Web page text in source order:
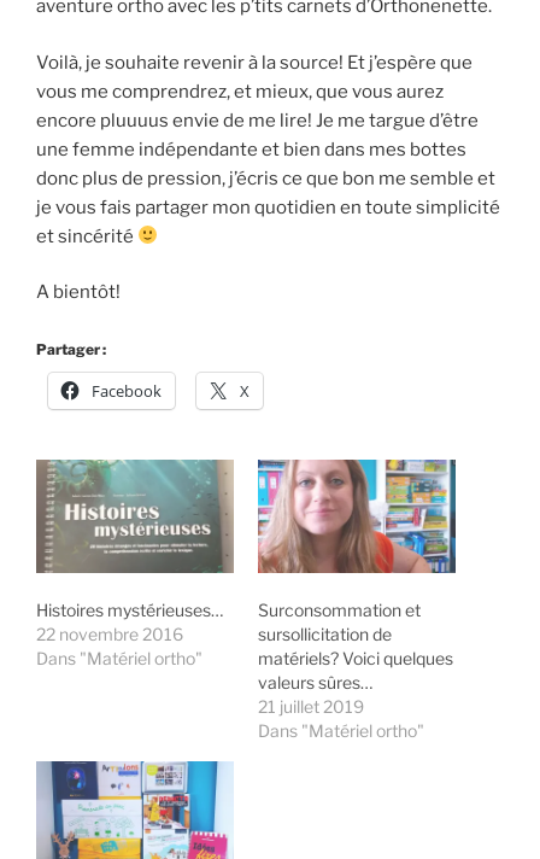
aventure ortho avec les p’tits carnets d’Orthonenette.
Voilà, je souhaite revenir à la source! Et j’espère que
vous me comprendrez, et mieux, que vous aurez
encore pluuuus envie de me lire! Je me targue d’être
une femme indépendante et bien dans mes bottes
donc plus de pression, j’écris ce que bon me semble et
je vous fais partager mon quotidien en toute simplicité
et sincérité
A bientôt!
Partager :
Facebook X
Histoires mystérieuses…
22 novembre 2016
Dans "Matériel ortho"
Surconsommation et
sursollicitation de
matériels? Voici quelques
valeurs sûres…
21 juillet 2019
Dans "Matériel ortho"